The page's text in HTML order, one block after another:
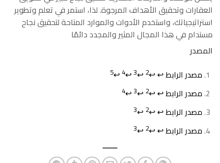
العقارات وتحقيق الأهداف المرجوة. لذا، استمر في تعلم وتطوير
استراتيجياتك، واستخدم الأدوات والموارد المتاحة لتحقيق نجاح
مستدام في هذا المجال المثير والمجدد دائمًا
المصدر
مصدر الرابط↩
↩
2
↩
3
↩
4
↩
5
مصدر الرابط↩
↩
2
↩
3
↩
4
مصدر الرابط↩
↩
2
↩
3
مصدر الرابط↩
↩
2
↩
3